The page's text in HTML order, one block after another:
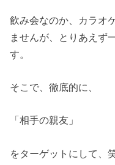
飲み会なのか、カラオ
ませんが、とりあえず
す。
そこで、徹底的に、
「相手の親友」
をターゲットにして、